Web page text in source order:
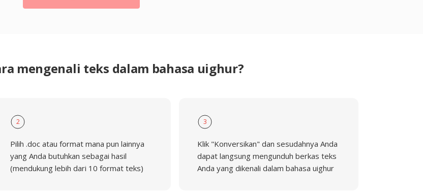
mengenali teks dalam bahasa uighur?
2
Pilih .doc atau format mana pun lainnya
yang Anda butuhkan sebagai hasil
(mendukung lebih dari 10 format teks)
3
Klik "Konversikan" dan sesudahnya Anda
dapat langsung mengunduh berkas teks
Anda yang dikenali dalam bahasa uighur